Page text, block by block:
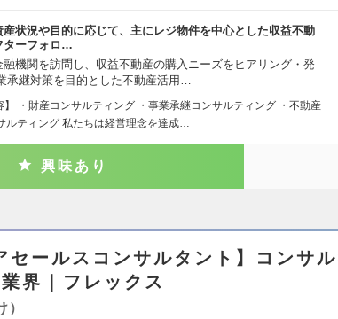
状況や目的に応じて、主にレジ物件を中心とした収益不動
ターフォロ…
融機関を訪問し、収益不動産の購入ニーズをヒアリング・発
承継対策を目的とした不動産活用…
】 ・財産コンサルティング ・事業承継コンサルティング ・不動産
ルティング 私たちは経営理念を達成…
興味あり
セールスコンサルタント】コンサ
界｜フレックス